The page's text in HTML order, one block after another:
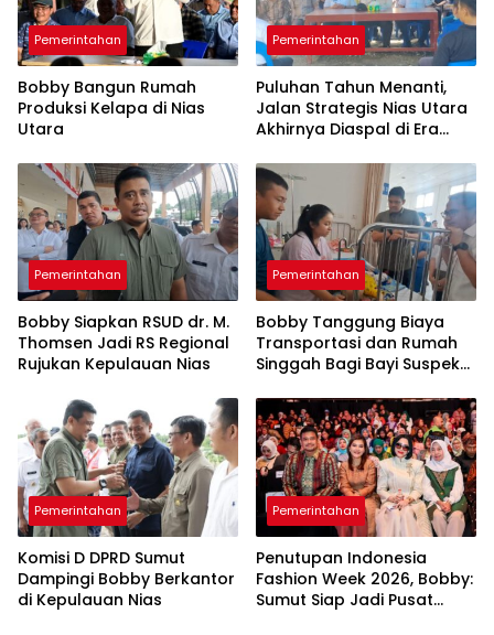
Pemerintahan
Bobby Bangun Rumah
Produksi Kelapa di Nias
Utara
Pemerintahan
Puluhan Tahun Menanti,
Jalan Strategis Nias Utara
Akhirnya Diaspal di Era
Pemerintahan
Bobby Siapkan RSUD dr. M.
Thomsen Jadi RS Regional
Rujukan Kepulauan Nias
Pemerintahan
Bobby Tanggung Biaya
Transportasi dan Rumah
Singgah Bagi Bayi Suspek
ke Medan
Pemerintahan
Komisi D DPRD Sumut
Dampingi Bobby Berkantor
di Kepulauan Nias
Pemerintahan
Penutupan Indonesia
Fashion Week 2026, Bobby:
Sumut Siap Jadi Pusat